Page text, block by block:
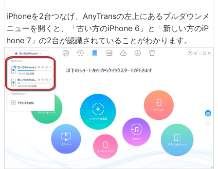
iPhoneを2台つなげ、AnyTransの左上にあるプルダウンメ
ニューを開くと、「古い方のiPhone 6」と「新しい方のiP
hone 7」の2台が認識されていることがわかります。